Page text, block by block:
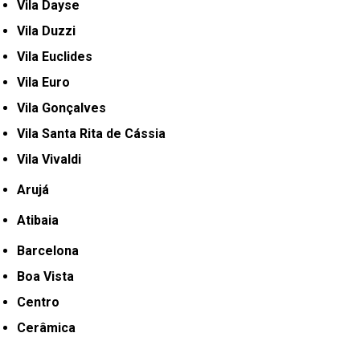
Vila Dayse
Vila Duzzi
Vila Euclides
Vila Euro
Vila Gonçalves
Vila Santa Rita de Cássia
Vila Vivaldi
Arujá
Atibaia
Barcelona
Boa Vista
Centro
Cerâmica